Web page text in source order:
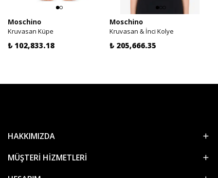
Moschino
Kruvasan Küpe
₺ 102,833.18
Moschino
Kruvasan & İnci Kolye
₺ 205,666.35
HAKKIMIZDA
MÜŞTERİ HİZMETLERİ